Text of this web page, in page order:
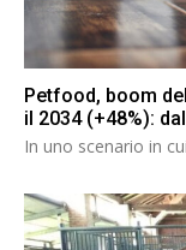
Petfood, boom
il 2034 (+48%):
In uno scenario in